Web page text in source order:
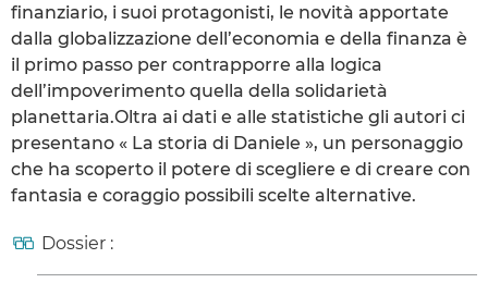
finanziario, i suoi protagonisti, le novità apportate
dalla globalizzazione dell’economia e della finanza è
il primo passo per contrapporre alla logica
dell’impoverimento quella della solidarietà
planettaria.Oltra ai dati e alle statistiche gli autori ci
presentano « La storia di Daniele », un personaggio
che ha scoperto il potere di scegliere e di creare con
fantasia e coraggio possibili scelte alternative.
Dossier :